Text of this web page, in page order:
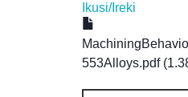
Ikusi/Ireki
553Alloys.pdf